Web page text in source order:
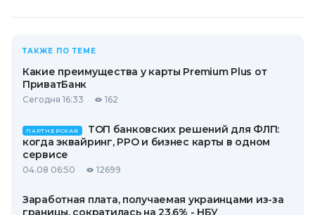
ТАКЖЕ ПО ТЕМЕ
Какие преимущества у карты Premium Plus от
ПриватБанк
Сегодня 16:33 162
ПАРТНЕРСКАЯ
ТОП банковских решений для ФЛП:
когда эквайринг, РРО и бизнес карты в одном
сервисе
04.08 06:50 12699
Заработная плата, получаемая украинцами из-за
границы, сократилась на 23,6% - НБУ